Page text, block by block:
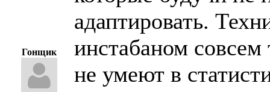
Гонщик
адаптировать.
инстабаном
не умеют в